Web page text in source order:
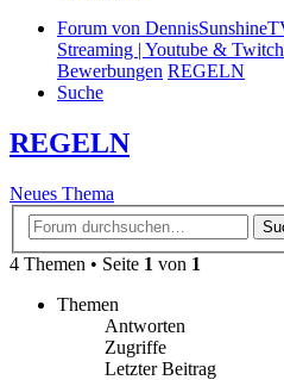
Forum von
Streaming | Youtube & Twitch
Bewerbungen REGELN
Suche
REGELN
Neues Thema
4 Themen • Seite 1 von 1
Themen
Antworten
Zugriffe
Letzter Beitrag